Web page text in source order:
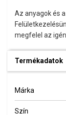
Az anyagok és
megfelel az
Termékadatok
Márka
Szín